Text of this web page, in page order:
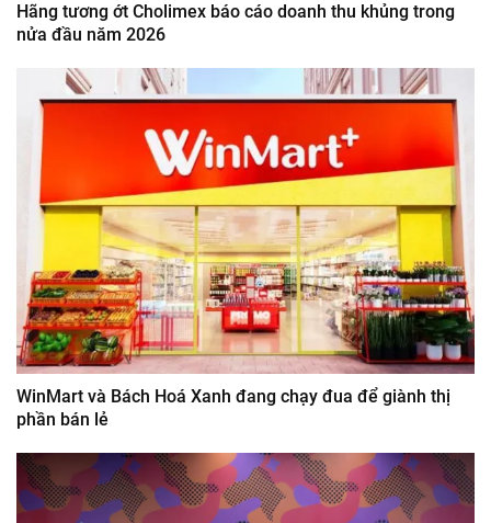
Hãng tương ớt Cholimex báo cáo doanh thu khủng trong
nửa đầu năm 2026
WinMart và Bách Hoá Xanh đang chạy đua để giành thị
phần bán lẻ